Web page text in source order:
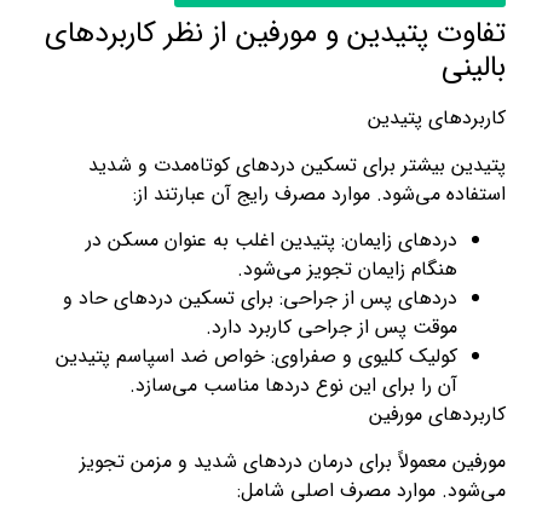
تفاوت پتیدین و مورفین از نظر کاربردهای
بالینی
کاربردهای پتیدین
پتیدین بیشتر برای تسکین دردهای کوتاه‌مدت و شدید
استفاده می‌شود. موارد مصرف رایج آن عبارتند از:
دردهای زایمان: پتیدین اغلب به عنوان مسکن در
هنگام زایمان تجویز می‌شود.
دردهای پس از جراحی: برای تسکین دردهای حاد و
موقت پس از جراحی کاربرد دارد.
کولیک کلیوی و صفراوی: خواص ضد اسپاسم پتیدین
آن را برای این نوع دردها مناسب می‌سازد.
کاربردهای مورفین
مورفین معمولاً برای درمان دردهای شدید و مزمن تجویز
می‌شود. موارد مصرف اصلی شامل: